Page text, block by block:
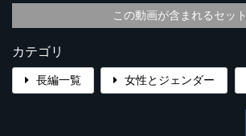
この動画が含まれるセット
カテゴリ
長編一覧 女性とジェンダー